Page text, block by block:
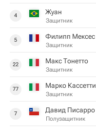
4 Жуан
Защитник
5 Филипп Мексес
Защитник
22 Макс Тонетто
Защитник
77 Марко Кассетти
Защитник
7 Давид Писарро
Полузащитник